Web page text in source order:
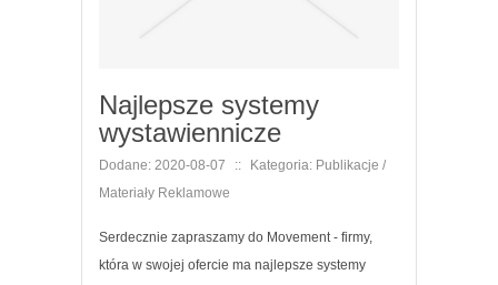
Najlepsze systemy
wystawiennicze
Dodane: 2020-08-07 ::
Kategoria: Publikacje /
Materiały Reklamowe
Serdecznie zapraszamy do Movement - firmy,
która w swojej ofercie ma najlepsze systemy